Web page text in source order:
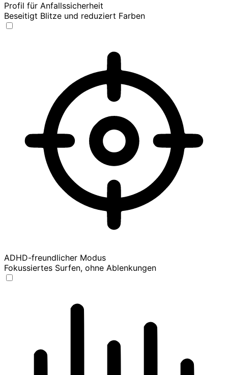
Profil für Anfallssicherheit
Beseitigt Blitze und reduziert Farben
ADHD-freundlicher Modus
Fokussiertes Surfen, ohne Ablenkungen